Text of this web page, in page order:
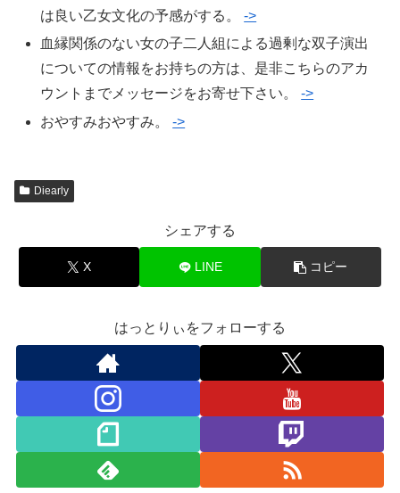
は良い乙女文化の予感がする。->
血縁関係のない女の子二人組による過剰な双子演出
についての情報をお持ちの方は、是非こちらのアカ
ウントまでメッセージをお寄せ下さい。->
おやすみおやすみ。->
Diearly
シェアする
X LINE コピー
はっとりぃをフォローする